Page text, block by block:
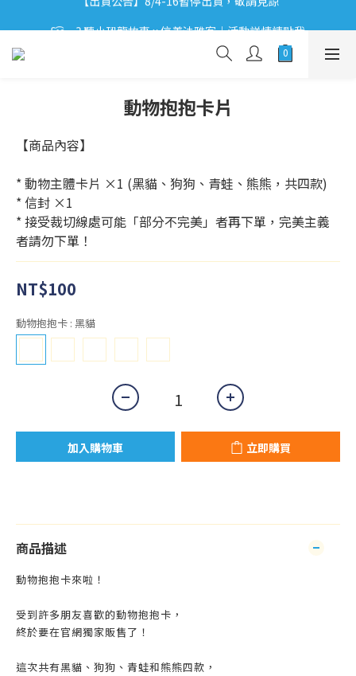
ʕ•͡ᴥ•ʔ 聽小恐龍故事 x 信義法雅客｜活動詳情請點我
ʕ•͡ᴥ•ʔ 【優惠相報】登入會員享更多優惠。
動物抱抱卡片
【商品內容】
* 動物主體卡片 ×1 (黑貓、狗狗、青蛙、熊熊，共四款)
* 信封 ×1
* 接受裁切線處可能「部分不完美」者再下單，完美主義
者請勿下單！
NT$100
動物抱抱卡 : 黑貓
加入購物車 立即購買
商品描述
動物抱抱卡來啦！
受到許多朋友喜歡的動物抱抱卡，
終於要在官網獨家販售了！
這次共有黑貓、狗狗、青蛙和熊熊四款，